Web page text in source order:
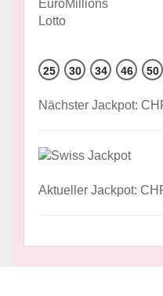
25 30 34 46 50
Nächster Jackpot:
Aktueller Jackpot: